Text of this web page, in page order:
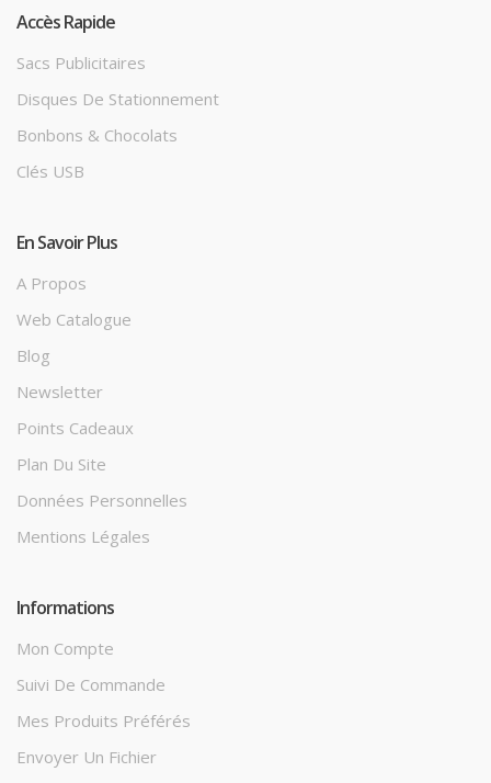
Accès Rapide
Sacs Publicitaires
Disques De Stationnement
Bonbons & Chocolats
Clés USB
En Savoir Plus
A Propos
Web Catalogue
Blog
Newsletter
Points Cadeaux
Plan Du Site
Données Personnelles
Mentions Légales
Informations
Mon Compte
Suivi De Commande
Mes Produits Préférés
Envoyer Un Fichier